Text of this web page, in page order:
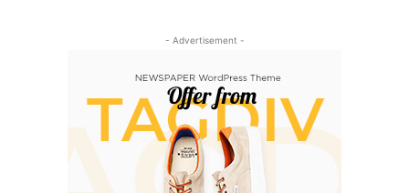
- Advertisement -